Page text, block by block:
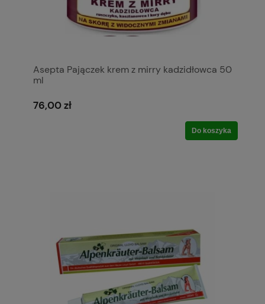
Asepta Pajączek krem z mirry kadzidłowca 50
ml
76,00 zł
Do koszyka